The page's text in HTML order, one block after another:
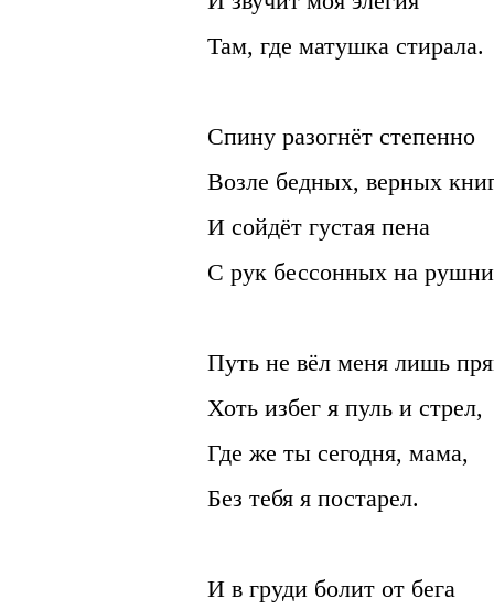
Там, где матушка стирала.
Спину разогнёт степенно
Возле бедных, верных
И сойдёт густая пена
С рук бессонных на
Путь не вёл меня лишь
Хоть избег я пуль и стрел,
Где же ты сегодня, мама,
Без тебя я постарел.
И в груди болит от бега